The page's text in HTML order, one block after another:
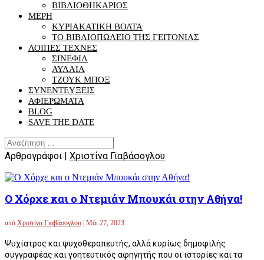
ΒΙΒΛΙΟΘΗΚΑΡΙΟΣ
ΜΕΡΗ
ΚΥΡΙΑΚΑΤΙΚΗ ΒΟΛΤΑ
ΤΟ ΒΙΒΛΙΟΠΩΛΕΙΟ ΤΗΣ ΓΕΙΤΟΝΙΑΣ
ΛΟΙΠΕΣ ΤΕΧΝΕΣ
ΣΙΝΕΦΙΛ
ΑΥΛΑΙΑ
ΤΖΟΥΚ ΜΠΟΞ
ΣΥΝΕΝΤΕΥΞΕΙΣ
ΑΦΙΕΡΩΜΑΤΑ
BLOG
SAVE THE DATE
Αρθρογράφοι | Χριστίνα Γιαβάσογλου
Ο Χόρχε και ο Ντεμιάν Μπουκάι στην Αθήνα!
από Χριστίνα Γιαβάσογλου | Μάι 27, 2023
Ψυχίατρος και ψυχοθεραπευτής, αλλά κυρίως δημοφιλής
συγγραφέας και γοητευτικός αφηγητής που οι ιστορίες και τα